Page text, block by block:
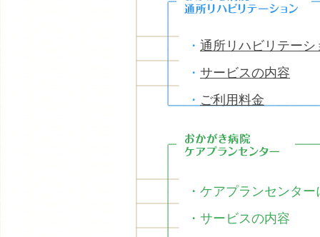
・ 通所リハビリテーシ
・ サービスの内容
・ ご利用料金
・ ケアプランセンター
・ サービスの内容